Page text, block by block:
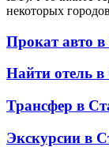
некоторых
Прокат авто в
Найти отель в
Трансфер в
Экскурсии в